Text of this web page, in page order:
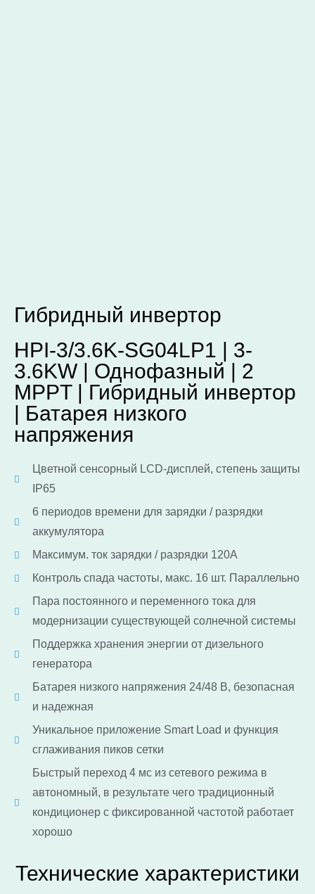
Гибридный инвертор
HPI-3/3.6K-SG04LP1 | 3-
3.6KW | Однофазный | 2
MPPT | Гибридный инвертор
| Батарея низкого
напряжения
Цветной сенсорный LCD-дисплей, степень защиты
IP65
6 периодов времени для зарядки / разрядки
аккумулятора
Максимум. ток зарядки / разрядки 120А
Контроль спада частоты, макс. 16 шт. Параллельно
Пара постоянного и переменного тока для
модернизации существующей солнечной системы
Поддержка хранения энергии от дизельного
генератора
Батарея низкого напряжения 24/48 В, безопасная
и надежная
Уникальное приложение Smart Load и функция
сглаживания пиков сетки
Быстрый переход 4 мс из сетевого режима в
автономный, в результате чего традиционный
кондиционер с фиксированной частотой работает
хорошо
Технические характеристики